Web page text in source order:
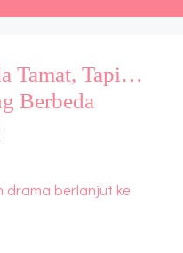
Tamat, Tapi…
Berbeda